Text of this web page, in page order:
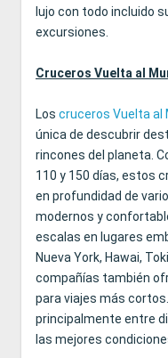
lujo con todo incluido
excursiones.
Cruceros Vuelta al
Los cruceros Vuelta al
única de descubrir
rincones del planeta.
110 y 150 días, estos
en profundidad de
modernos y
escalas en lugares
Nueva York, Hawai,
compañías también
para viajes más
principalmente entre
las mejores